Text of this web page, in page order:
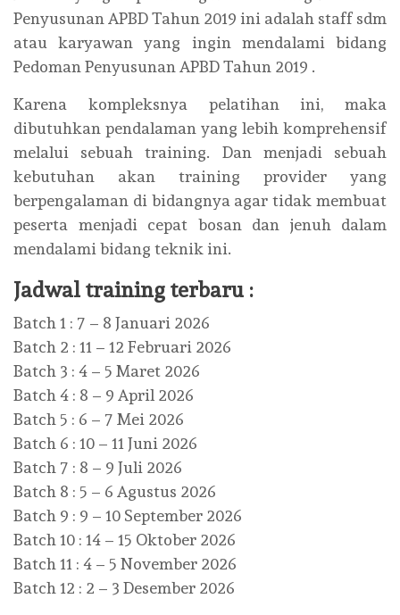
Penyusunan APBD Tahun 2019 ini adalah staff sdm
atau karyawan yang ingin mendalami bidang
Pedoman Penyusunan APBD Tahun 2019 .
Karena kompleksnya pelatihan ini, maka
dibutuhkan pendalaman yang lebih komprehensif
melalui sebuah training. Dan menjadi sebuah
kebutuhan akan training provider yang
berpengalaman di bidangnya agar tidak membuat
peserta menjadi cepat bosan dan jenuh dalam
mendalami bidang teknik ini.
Jadwal training terbaru :
Batch 1 : 7 – 8 Januari 2026
Batch 2 : 11 – 12 Februari 2026
Batch 3 : 4 – 5 Maret 2026
Batch 4 : 8 – 9 April 2026
Batch 5 : 6 – 7 Mei 2026
Batch 6 : 10 – 11 Juni 2026
Batch 7 : 8 – 9 Juli 2026
Batch 8 : 5 – 6 Agustus 2026
Batch 9 : 9 – 10 September 2026
Batch 10 : 14 – 15 Oktober 2026
Batch 11 : 4 – 5 November 2026
Batch 12 : 2 – 3 Desember 2026